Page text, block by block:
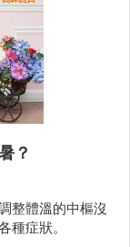
？
整體溫的中樞沒
種症狀。